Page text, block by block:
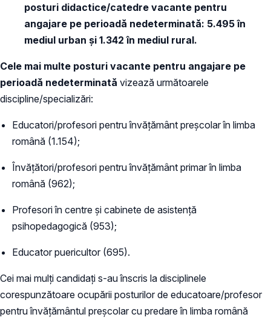
posturi didactice/catedre vacante pentru
angajare pe perioadă nedeterminată: 5.495 în
mediul urban şi 1.342 în mediul rural.
Cele mai multe posturi vacante pentru angajare pe
perioadă nedeterminată vizează următoarele
discipline/specializări:
Educatori/profesori pentru învăţământ preşcolar în limba
română (1.154);
Învăţători/profesori pentru învăţământ primar în limba
română (962);
Profesori în centre și cabinete de asistență
psihopedagogică (953);
Educator puericultor (695).
Cei mai mulți candidați s-au înscris la disciplinele
corespunzătoare ocupării posturilor de educatoare/profesor
pentru învățământul preșcolar cu predare în limba română